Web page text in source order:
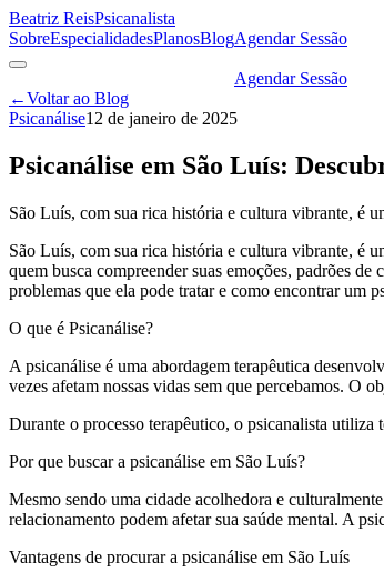
Beatriz ReisPsicanalista
SobreEspecialidadesPlanosBlogAgendar Sessão
Agendar Sessão
←Voltar ao Blog
Psicanálise12 de janeiro de 2025
Psicanálise em São Luís:
São Luís, com sua rica história e cultura vibrante, é
São Luís, com sua rica história e cultura vibrante, é
quem busca compreender suas emoções, padrões
problemas que ela pode tratar e como encontrar um
O que é Psicanálise?
A psicanálise é uma abordagem terapêutica
vezes afetam nossas vidas sem que percebamos. O
Durante o processo terapêutico, o psicanalista utiliza
Por que buscar a psicanálise em São Luís?
Mesmo sendo uma cidade acolhedora e
relacionamento podem afetar sua saúde mental. A
Vantagens de procurar a psicanálise em São Luís